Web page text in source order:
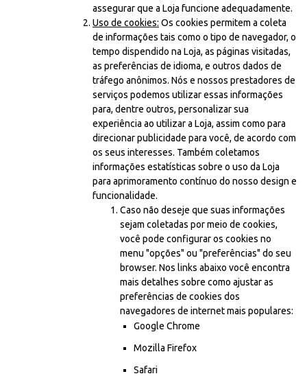
assegurar que a Loja funcione adequadamente.
Uso de cookies: Os cookies permitem a coleta
de informações tais como o tipo de navegador, o
tempo dispendido na Loja, as páginas visitadas,
as preferências de idioma, e outros dados de
tráfego anônimos. Nós e nossos prestadores de
serviços podemos utilizar essas informações
para, dentre outros, personalizar sua
experiência ao utilizar a Loja, assim como para
direcionar publicidade para você, de acordo com
os seus interesses. Também coletamos
informações estatísticas sobre o uso da Loja
para aprimoramento contínuo do nosso design e
funcionalidade.
Caso não deseje que suas informações
sejam coletadas por meio de cookies,
você pode configurar os cookies no
menu "opções" ou "preferências" do seu
browser. Nos links abaixo você encontra
mais detalhes sobre como ajustar as
preferências de cookies dos
navegadores de internet mais populares:
Google Chrome
Mozilla Firefox
Safari